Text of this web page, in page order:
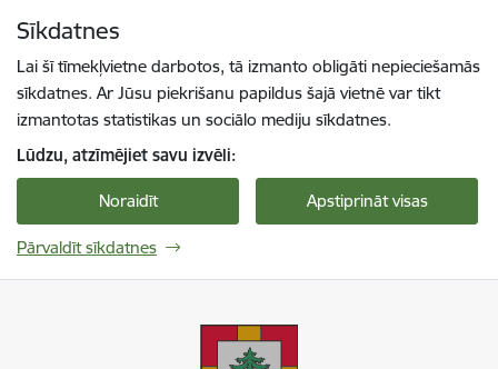
Sīkdatnes
Lai šī tīmekļvietne darbotos, tā izmanto obligāti nepieciešamās
sīkdatnes. Ar Jūsu piekrišanu papildus šajā vietnē var tikt
izmantotas statistikas un sociālo mediju sīkdatnes.
Lūdzu, atzīmējiet savu izvēli:
Noraidīt Apstiprināt visas
Pārvaldīt sīkdatnes